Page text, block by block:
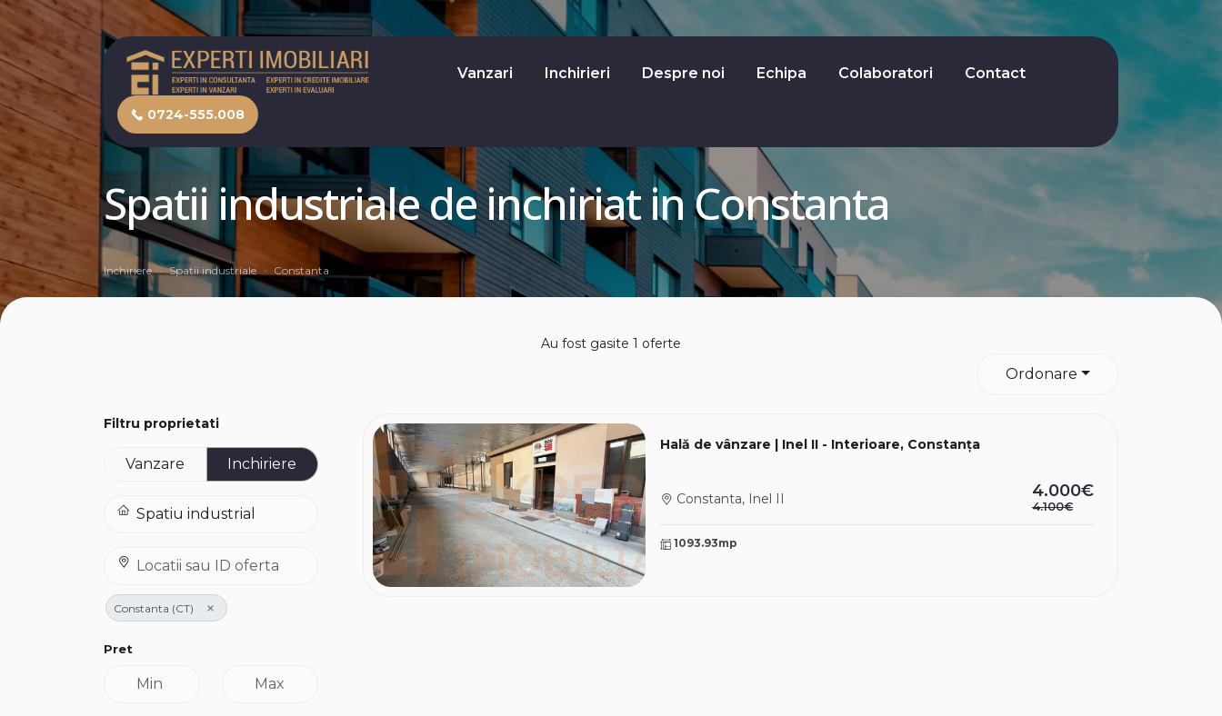
Vanzari Inchirieri Despre noi Echipa Colaboratori Contact
0724-555.008
Spatii industriale de inchiriat in Constanta
Inchiriere Spatii industriale Constanta
Au fost gasite 1 oferte
Ordonare
Hală de vânzare | Inel II - Interioare, Constanța
Constanta, Inel II 4.000€
4.100€
1093.93mp
Filtru proprietati
Vanzare Inchiriere
Constanta (CT) ×
Pret